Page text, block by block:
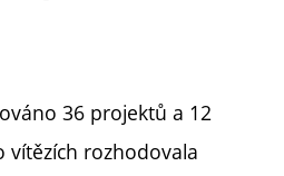
36 projektů a 12
vítězích rozhodovala